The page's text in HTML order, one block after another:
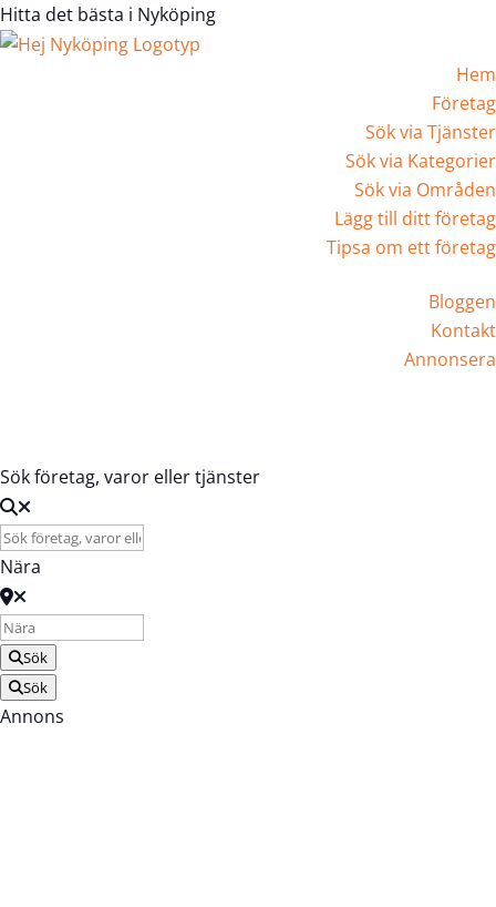
Hitta det bästa i Nyköping
Hem
Företag
Sök via Tjänster
Sök via Kategorier
Sök via Områden
Lägg till ditt företag
Tipsa om ett företag
Bloggen
Kontakt
Annonsera
Sök företag, varor eller tjänster
Nära
Sök
Sök
Annons